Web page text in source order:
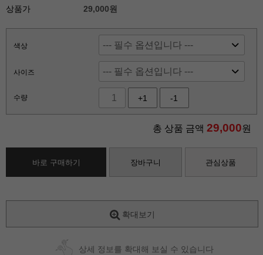
상품가 29,000원
색상
사이즈
수량 +1 -1
총 상품 금액 29,000원
바로 구매하기 장바구니 관심상품
확대보기
상세 정보를 확대해 보실 수 있습니다